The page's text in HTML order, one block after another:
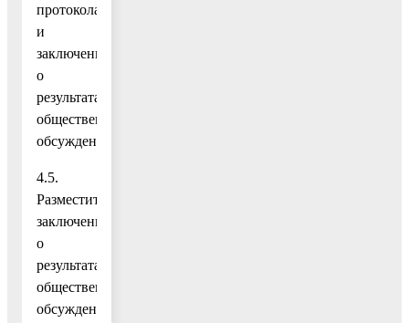
протокола
и
заключения
о
результатах
общественных
обсуждений;
4.5.
Разместить
заключение
о
результатах
общественных
обсуждений